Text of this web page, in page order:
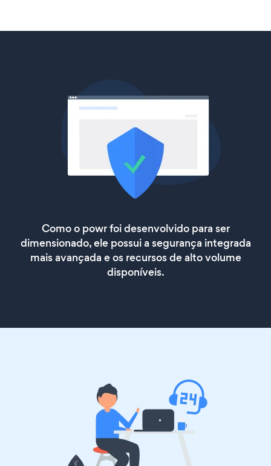
Como o powr foi desenvolvido para ser
dimensionado, ele possui a segurança integrada
mais avançada e os recursos de alto volume
disponíveis.